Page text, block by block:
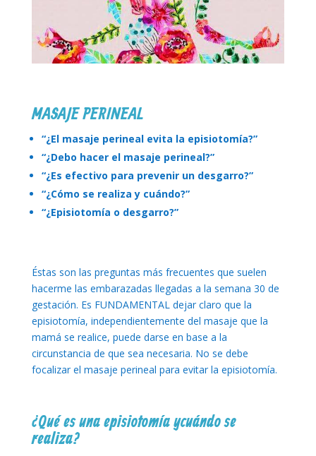
MASAJE PERINEAL
“¿El masaje perineal evita la episiotomía?”
“¿Debo hacer el masaje perineal?”
“¿Es efectivo para prevenir un desgarro?”
“¿Cómo se realiza y cuándo?”
“¿Episiotomía o desgarro?”
Éstas son las preguntas más frecuentes que suelen
hacerme las embarazadas llegadas a la semana 30 de
gestación. Es FUNDAMENTAL dejar claro que la
episiotomía, independientemente del masaje que la
mamá se realice, puede darse en base a la
circunstancia de que sea necesaria. No se debe
focalizar el masaje perineal para evitar la episiotomía.
¿Qué es una episiotomía y cuándo se
realiza?